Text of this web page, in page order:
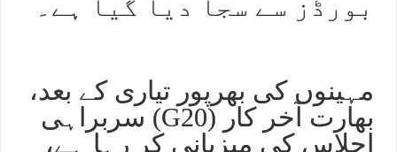
بورڈز سے سجا دیا گیا ہے۔
مہینوں کی بھرپور تیاری کے بعد،
بھارت آخر کار (G20) سربراہی
اجلاس کی میزبانی کر رہا ہے،